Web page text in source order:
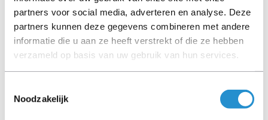
partners voor social media, adverteren en analyse. Deze
partners kunnen deze gegevens combineren met andere
informatie die u aan ze heeft verstrekt of die ze hebben
verzameld op basis van uw gebruik van hun services.
Noodzakelijk
Let goed op de productbeschrijving en neem bij vragen
contact op met ons.
Omschrijving